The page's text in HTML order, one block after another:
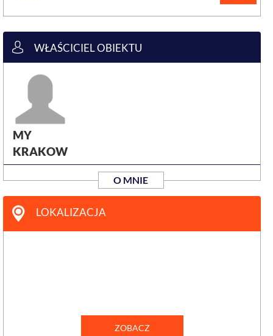
WŁAŚCICIEL OBIEKTU
MY
KRAKOW
O MNIE
LOKALIZACJA
ZOBACZ